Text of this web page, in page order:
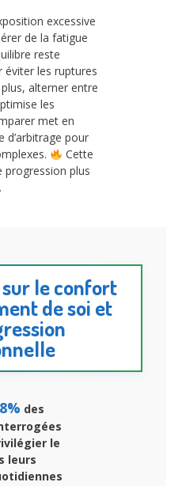
excessive
de la fatigue
reste
éviter les ruptures
alterner entre
les
met en
d’arbitrage pour
Cette
progression plus
le confort
de soi et
des
le
leurs